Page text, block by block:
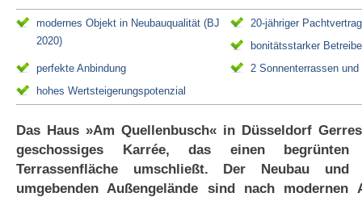
modernes Objekt in Neubauqualität (BJ
2020)
20-jähriger Pachtvertrag
bonitätsstarker
perfekte Anbindung
2 Sonnenterrassen
hohes Wertsteigerungspotenzial
Das Haus »Am Quellenbusch« in Düsseldorf
geschossiges Karrée, das einen
Terrassenfläche umschließt. Der Neubau
umgebenden Außengelände sind nach modernen